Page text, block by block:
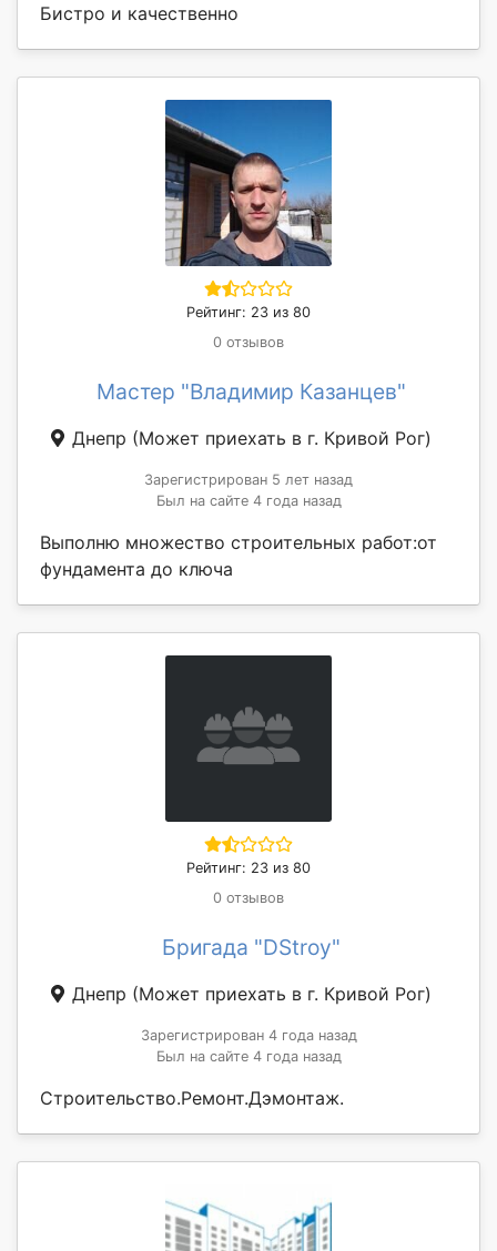
Бистро и качественно
Рейтинг: 23 из 80
0 отзывов
Мастер "Владимир Казанцев"
Днепр (Может приехать в г. Кривой Рог)
Зарегистрирован 5 лет назад
Был на сайте 4 года назад
Выполню множество строительных работ:от
фундамента до ключа
Рейтинг: 23 из 80
0 отзывов
Бригада "DStroy"
Днепр (Может приехать в г. Кривой Рог)
Зарегистрирован 4 года назад
Был на сайте 4 года назад
Строительство.Ремонт.Дэмонтаж.